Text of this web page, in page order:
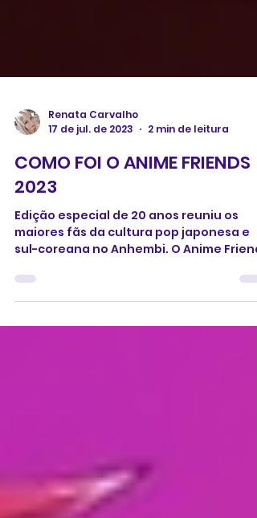
Renata Carvalho
17 de jul. de 2023
COMO FOI O ANIME FRIENDS
2023
Edição especial de 20 anos reuniu os
sul-coreana no Anhembi. O Anime
2023, o maior evento...